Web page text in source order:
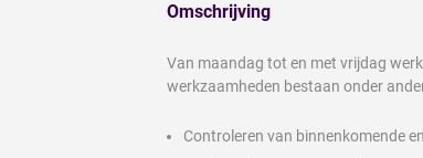
Omschrijving
Van maandag tot en met vrijdag
werkzaamheden bestaan onder
Controleren van binnenkomende